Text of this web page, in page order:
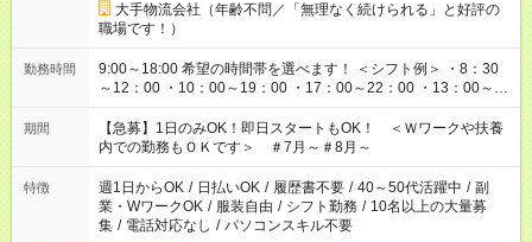
大手物流会社（年齢不問／「無理なく続けられる」と好評の
職場です！）
勤務時間
9:00～18:00 希望の時間帯を選べます！ ＜シフト例＞ ・8：30
～12：00 ・10：00～19：00 ・17：00～22：00 ・13：00～
22：00 ・22：00～翌6：00 など
期間
【急募】1日のみOK！即日スタートもOK！ ＜Ｗワークや扶養
内での勤務もＯＫです＞ ＃7月～＃8月～
特徴 週1日からOK / 日払いOK / 履歴書不要 / 40～50代活躍中 / 副
業・WワークOK / 服装自由 / シフト勤務 / 10名以上の大量募
集 / 電話対応なし / パソコンスキル不要